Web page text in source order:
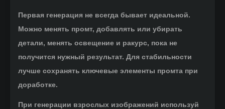
Первая генерация не всегда бывает идеальной.
Можно менять промт, добавлять или убирать
детали, менять освещение и ракурс, пока не
получится нужный результат. Для стабильности
лучше сохранять ключевые элементы промта при
доработке.
При генерации взрослых изображений используй